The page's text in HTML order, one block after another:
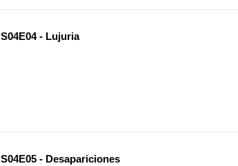
S04E04 - Lujuria
S04E05 - Desapariciones